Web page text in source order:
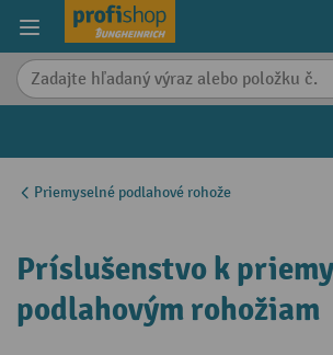
content
Priemyselné podlahové rohože
Príslušenstvo k
podlahovým rohožiam